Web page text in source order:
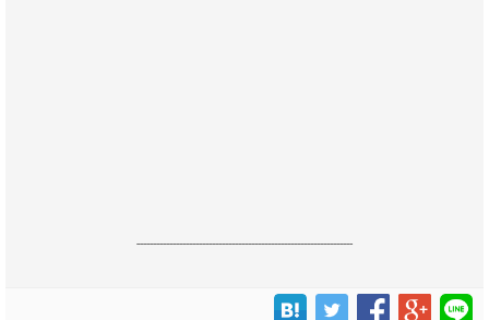
------------------------------------------------------------------